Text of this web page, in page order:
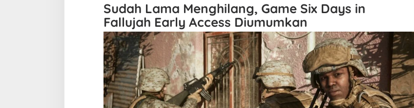
Sudah Lama Menghilang, Game Six Days in
Fallujah Early Access Diumumkan